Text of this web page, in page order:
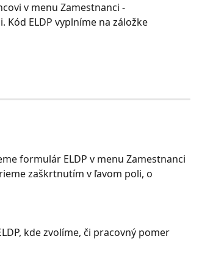
v menu Zamestnanci -
ELDP vyplníme na záložke
formulár ELDP v menu Zamestnanci
zaškrtnutím v ľavom poli, o
kde zvolíme, či pracovný pomer